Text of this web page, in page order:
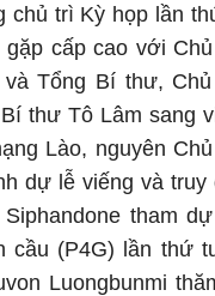
chủ trì Kỳ họp lần
cấp cao với
Tổng Bí thư,
thư Tô Lâm sang
Lào, nguyên
dự lễ viếng và truy
tham
cầu (P4G) lần thứ
Luongbunmi